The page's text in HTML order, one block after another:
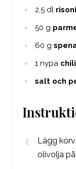
2,5 dl risoni
50 g
60 g
1 nypa
salt och
Lägg
olivolja